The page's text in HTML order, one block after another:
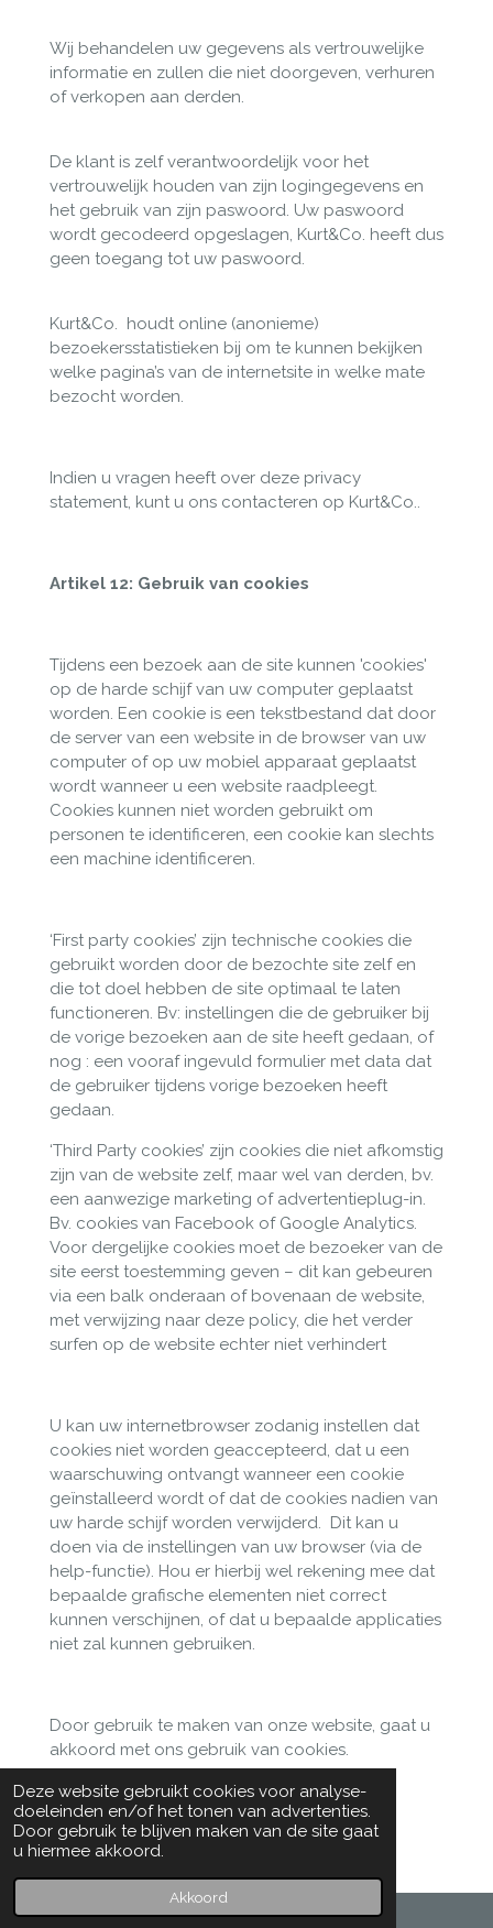
Deze website gebruikt cookies voor analyse-
doeleinden en/of het tonen van advertenties.
Door gebruik te blijven maken van de site gaat
u hiermee akkoord.
Akkoord
Wij behandelen uw gegevens als vertrouwelijke
informatie en zullen die niet doorgeven, verhuren
of verkopen aan derden.
De klant is zelf verantwoordelijk voor het
vertrouwelijk houden van zijn logingegevens en
het gebruik van zijn paswoord. Uw paswoord
wordt gecodeerd opgeslagen, Kurt&Co. heeft dus
geen toegang tot uw paswoord.
Kurt&Co. houdt online (anonieme)
bezoekersstatistieken bij om te kunnen bekijken
welke pagina’s van de internetsite in welke mate
bezocht worden.
Indien u vragen heeft over deze privacy
statement, kunt u ons contacteren op Kurt&Co..
Artikel 12: Gebruik van cookies
Tijdens een bezoek aan de site kunnen 'cookies'
op de harde schijf van uw computer geplaatst
worden. Een cookie is een tekstbestand dat door
de server van een website in de browser van uw
computer of op uw mobiel apparaat geplaatst
wordt wanneer u een website raadpleegt.
Cookies kunnen niet worden gebruikt om
personen te identificeren, een cookie kan slechts
een machine identificeren.
‘First party cookies’ zijn technische cookies die
gebruikt worden door de bezochte site zelf en
die tot doel hebben de site optimaal te laten
functioneren. Bv: instellingen die de gebruiker bij
de vorige bezoeken aan de site heeft gedaan, of
nog : een vooraf ingevuld formulier met data dat
de gebruiker tijdens vorige bezoeken heeft
gedaan.
‘Third Party cookies’ zijn cookies die niet afkomstig
zijn van de website zelf, maar wel van derden, bv.
een aanwezige marketing of advertentieplug-in.
Bv. cookies van Facebook of Google Analytics.
Voor dergelijke cookies moet de bezoeker van de
site eerst toestemming geven – dit kan gebeuren
via een balk onderaan of bovenaan de website,
met verwijzing naar deze policy, die het verder
surfen op de website echter niet verhindert
U kan uw internetbrowser zodanig instellen dat
cookies niet worden geaccepteerd, dat u een
waarschuwing ontvangt wanneer een cookie
geïnstalleerd wordt of dat de cookies nadien van
uw harde schijf worden verwijderd. Dit kan u
doen via de instellingen van uw browser (via de
help-functie). Hou er hierbij wel rekening mee dat
bepaalde grafische elementen niet correct
kunnen verschijnen, of dat u bepaalde applicaties
niet zal kunnen gebruiken.
Door gebruik te maken van onze website, gaat u
akkoord met ons gebruik van cookies.